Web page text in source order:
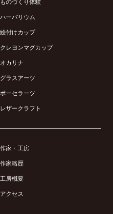
ものづくり体験
ハーバリウム
絵付けカップ
クレヨンマグカップ
オカリナ
グラスアーツ
ポーセラーツ
レザークラフト
作家・工房
作家略歴
工房概要
アクセス